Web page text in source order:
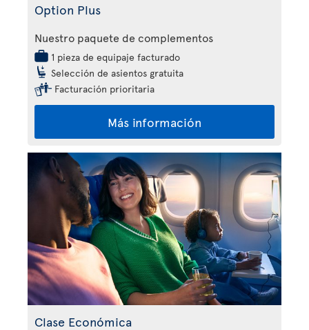
Option Plus
Nuestro paquete de complementos
1 pieza de equipaje facturado
Selección de asientos gratuita
Facturación prioritaria
Más información
Clase Económica